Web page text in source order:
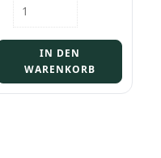
Heiligentaler
12/0,75
GDB2
Menge
IN DEN
WARENKORB